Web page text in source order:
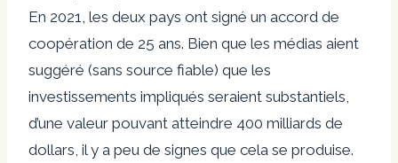
En 2021, les deux pays ont signé un accord de
coopération de 25 ans. Bien que les médias aient
suggéré (sans source fiable) que les
investissements impliqués seraient substantiels,
d’une valeur pouvant atteindre 400 milliards de
dollars, il y a peu de signes que cela se produise.